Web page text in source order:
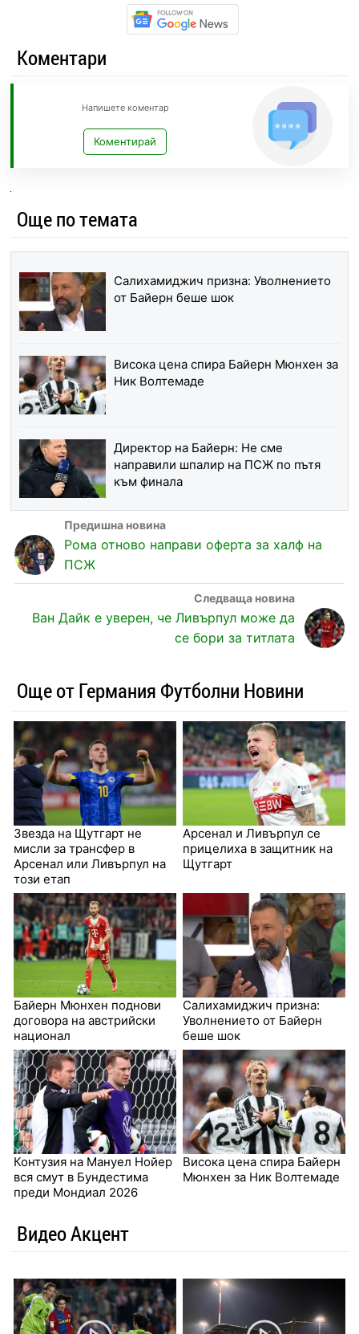
Коментари
Напишете коментар
Коментирай
Още по темата
Салихамиджич призна: Уволнението
от Байерн беше шок
Висока цена спира Байерн Мюнхен за
Ник Волтемаде
Директор на Байерн: Не сме
направили шпалир на ПСЖ по пътя
към финала
Рома отново направи оферта за халф на
ПСЖ
Ван Дайк е уверен, че Ливърпул може да
се бори за титлата
Още от Германия Футболни Новини
Звезда на Щутгарт не
мисли за трансфер в
Арсенал или Ливърпул на
този етап
Арсенал и Ливърпул се
прицелиха в защитник на
Щутгарт
Байерн Мюнхен поднови
договора на австрийски
национал
Салихамиджич призна:
Уволнението от Байерн
беше шок
Контузия на Мануел Нойер
вся смут в Бундестима
преди Мондиал 2026
Висока цена спира Байерн
Мюнхен за Ник Волтемаде
Видео Акцент